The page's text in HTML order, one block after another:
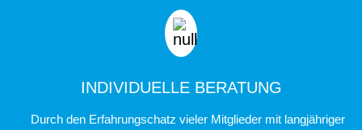
INDIVIDUELLE BERATUNG
Durch den Erfahrungschatz vieler Mitglieder mit langjähriger